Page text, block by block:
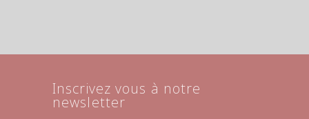
Inscrivez vous à notre
newsletter